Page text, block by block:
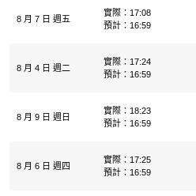
8 月 7 日 週五
實際：17:08
預計：16:59
8 月 4 日 週二
實際：17:24
預計：16:59
8 月 9 日 週日
實際：18:23
預計：16:59
8 月 6 日 週四
實際：17:25
預計：16:59